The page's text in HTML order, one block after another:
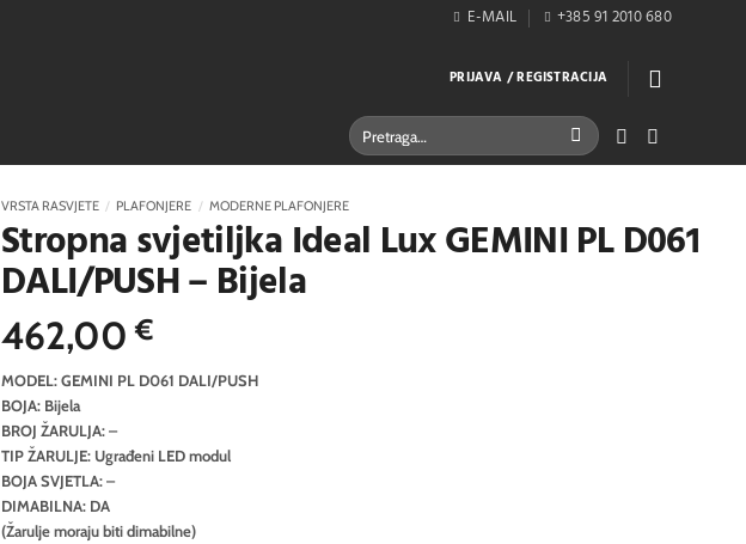
E-MAIL +385 91 2010 680
PRIJAVA / REGISTRACIJA
Pretraži:
VRSTA RASVJETE / PLAFONJERE / MODERNE PLAFONJERE
Stropna svjetiljka Ideal Lux GEMINI PL D061
DALI/PUSH – Bijela
462,00€
MODEL: GEMINI PL D061 DALI/PUSH
BOJA: Bijela
BROJ ŽARULJA: –
TIP ŽARULJE: Ugrađeni LED modul
BOJA SVJETLA: –
DIMABILNA: DA
(Žarulje moraju biti dimabilne)